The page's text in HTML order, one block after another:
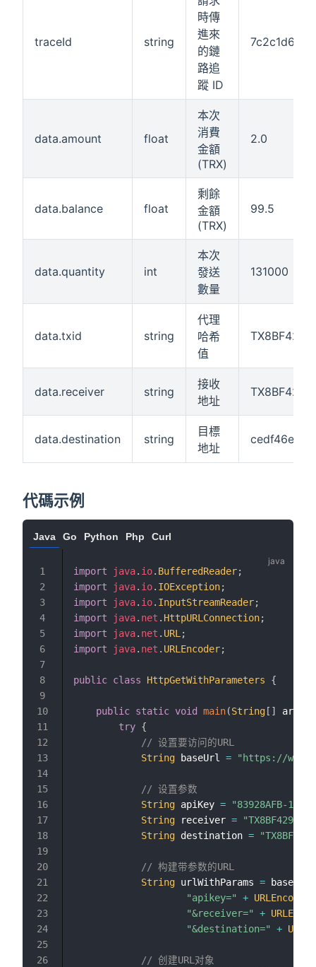
traceId string
時傳
進來
的鏈
路追
蹤 ID
7c2c1d6f-
data.amount float
本次
消費
金額
(TRX)
2.0
data.balance float
剩餘
金額
(TRX)
99.5
data.quantity int
本次
發送
數量
131000
data.txid string
代理
哈希
值
data.receiver string
接收
地址
data.destination string
目標
地址
代碼示例
Java Go Python Php Curl
import java. io. BufferedReader;
import
java. io. IOException;
import
java. io. InputStreamReader;
import
java. net . HttpURLConnection;
import
java. net . URL;
import
java. net . URLEncoder;
public class HttpGetWithParameters {
public static void main(String [ ] args
try {
// 设置要访问的URL
String baseUrl = "https://
// 设置参数
String apiKey =
"83928AFB-
String receiver =
String destination =
// 构建带参数的URL
String urlWithParams = baseUrl
"apikey="
+ URLEncoder
"&receiver="
+
"&destination="
+
// 创建URL对象